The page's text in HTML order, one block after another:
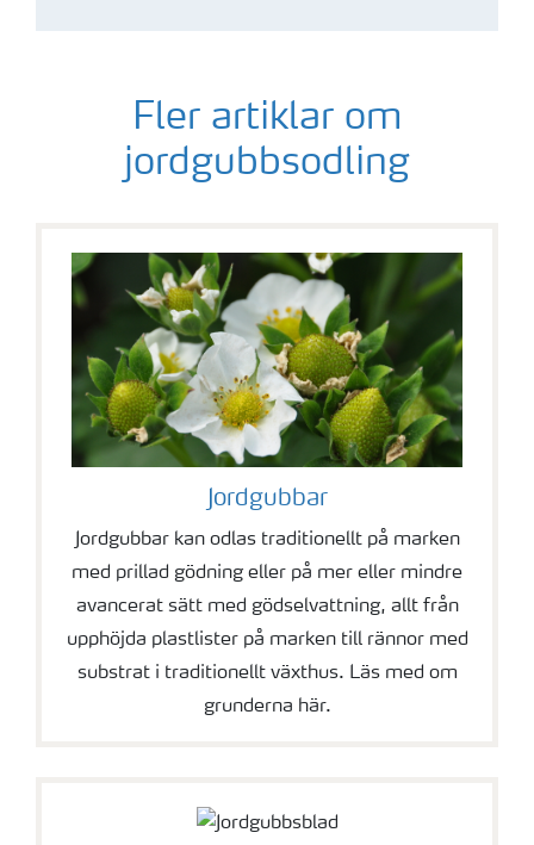
Fler artiklar om
jordgubbsodling
Jordgubbar
Jordgubbar kan odlas traditionellt på marken
med prillad gödning eller på mer eller mindre
avancerat sätt med gödselvattning, allt från
upphöjda plastlister på marken till rännor med
substrat i traditionellt växthus. Läs med om
grunderna här.